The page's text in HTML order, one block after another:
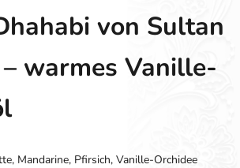
von Sultan
– warmes Vanille-
Mandarine, Pfirsich, Vanille-Orchidee